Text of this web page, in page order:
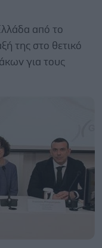
από το
της στο θετικό
για τους